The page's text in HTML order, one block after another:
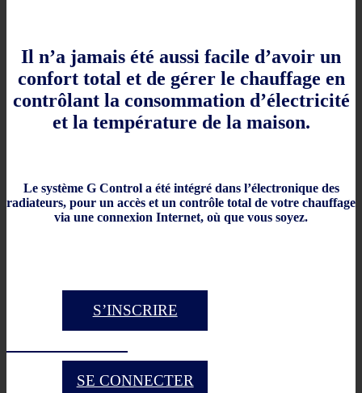
Il n’a jamais été aussi facile d’avoir un
confort total et de gérer le chauffage en
contrôlant la consommation d’électricité
et la température de la maison.
Le système G Control a été intégré dans l’électronique des
radiateurs, pour un accès et un contrôle total de votre chauffage
via une connexion Internet, où que vous soyez.
S’INSCRIRE
SE CONNECTER